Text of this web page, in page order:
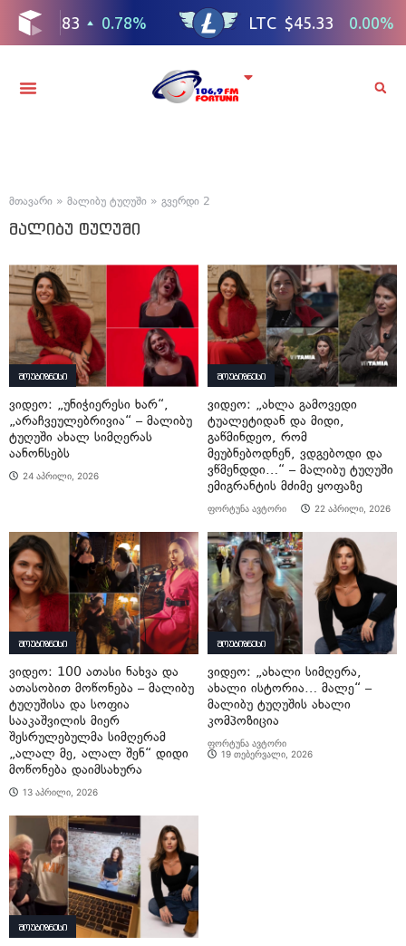
მთავარი » მალიბუ ტუღუში » გვერდი 2
მალიბუ ტუღუში
შოუბიზნესი
ვიდეო: „უნიჭიერესი ხარ“,
„არაჩვეულებრივია“ – მალიბუ
ტუღუში ახალ სიმღერას
აანონსებს
24 აპრილი, 2026
შოუბიზნესი
ვიდეო: „ახლა გამოვედი
ტუალეტიდან და მიდი,
გაწმინდეო, რომ
მეუბნებოდნენ, ვდგებოდი და
ვწმენდდი…“ – მალიბუ ტუღუში
ემიგრანტის მძიმე ყოფაზე
ფორტუნა ავტორი 22 აპრილი, 2026
შოუბიზნესი
ვიდეო: 100 ათასი ნახვა და
ათასობით მოწონება – მალიბუ
ტუღუშისა და სოფია
სააკაშვილის მიერ
შესრულებულმა სიმღერამ
„ალალ მე, ალალ შენ“ დიდი
მოწონება დაიმსახურა
13 აპრილი, 2026
შოუბიზნესი
ვიდეო: „ახალი სიმღერა,
ახალი ისტორია… მალე“ –
მალიბუ ტუღუშის ახალი
კომპოზიცია
ფორტუნა ავტორი
19 თებერვალი, 2026
შოუბიზნესი